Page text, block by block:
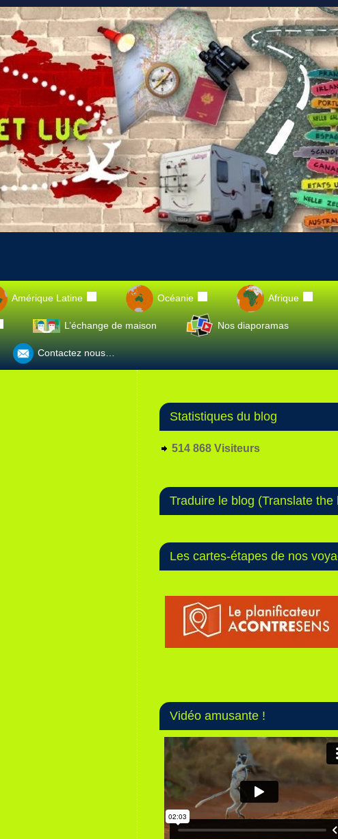
Amérique Latine Océanie Afrique
L’échange de maison Nos diaporamas
Contactez nous…
Statistiques du blog
514 868 Visiteurs
Traduire le blog (Translate the
Les cartes-étapes de nos
Vidéo amusante !